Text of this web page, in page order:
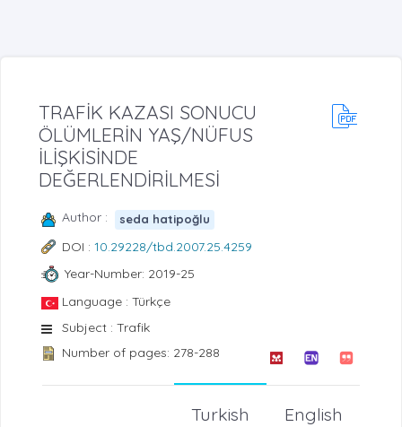
TRAFİK KAZASI SONUCU
ÖLÜMLERİN YAŞ/NÜFUS
İLİŞKİSİNDE
DEĞERLENDİRİLMESİ
Author : seda hatipoğlu
DOI : 10.29228/tbd.2007.25.4259
Year-Number: 2019-25
Language : Türkçe
Subject : Trafik
Number of pages: 278-288
English
Turkish